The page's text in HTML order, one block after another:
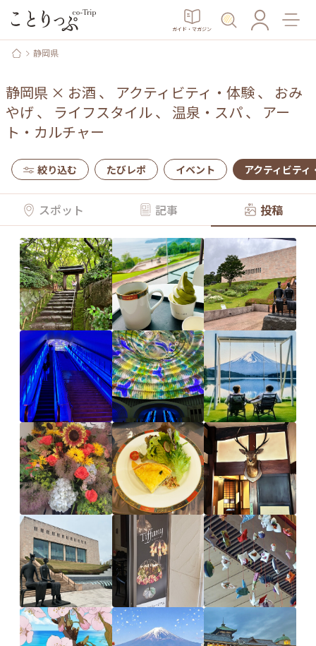
ガイド・マガジン
静岡県
静岡県 × お酒 、 アクティビティ・体験、 おみ
やげ 、 ライフスタイル、 温泉・スパ、 アー
ト・カルチャー
絞り込む たびレポ イベント アクティビティ
スポット 記事 投稿